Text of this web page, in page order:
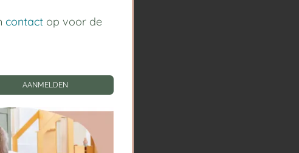
contactop voor de
AANMELDEN